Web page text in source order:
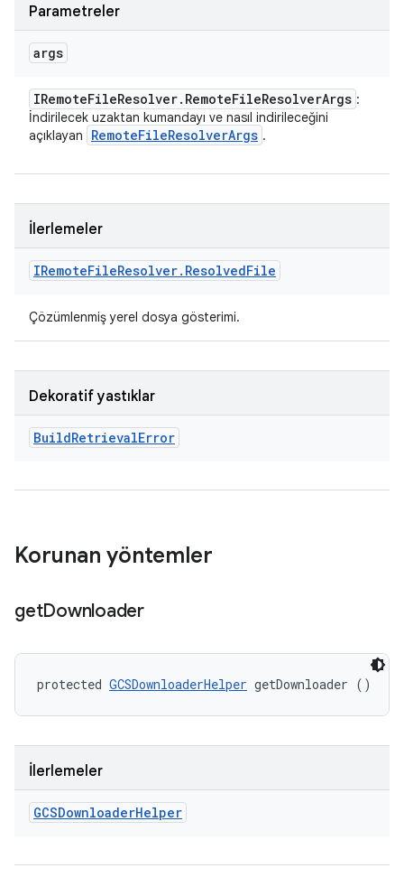
Parametreler
args
IRemoteFileResolver. RemoteFileResolverArgs :
İndirilecek uzaktan kumandayı ve nasıl indirileceğini
açıklayan
RemoteFileResolverArgs .
İlerlemeler
IRemoteFileResolver. ResolvedFile
Çözümlenmiş yerel dosya gösterimi.
Dekoratif yastıklar
BuildRetrievalError
Korunan yöntemler
getDownloader
protected GCSDownloaderHelper getDownloader ()
İlerlemeler
GCSDownloaderHelper